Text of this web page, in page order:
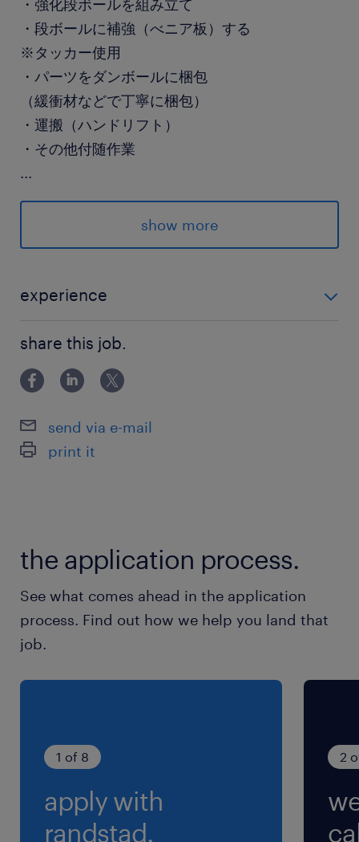
・強化段ボールを組み立て
・段ボールに補強（べニア板）する
※タッカー使用
・パーツをダンボールに梱包
（緩衝材などで丁寧に梱包）
・運搬（ハンドリフト）
・その他付随作業
...
※10～30キロ程度の重量物あり（2人一組）
※それ以上はフォークリフトやクレーンを使用
大手物流会社を取引先に持つ優良企業です◎
最寄駅
JR常磐線／荒川沖駅（車20分）
JR常磐線／牛久駅（車22分）
※祝日はカレンダーあり（GW、お盆、年末年始
り
就業時間
9:00-17:45（実働7時間30分・休憩75分）
平均20～30ｈ/月
show more
experience
方に是非オススメです
share this job.
send via e-mail
print it
the application process.
See what comes ahead in the application
process. Find out how we help you land that
job.
1 of 8
apply with
randstad.
2